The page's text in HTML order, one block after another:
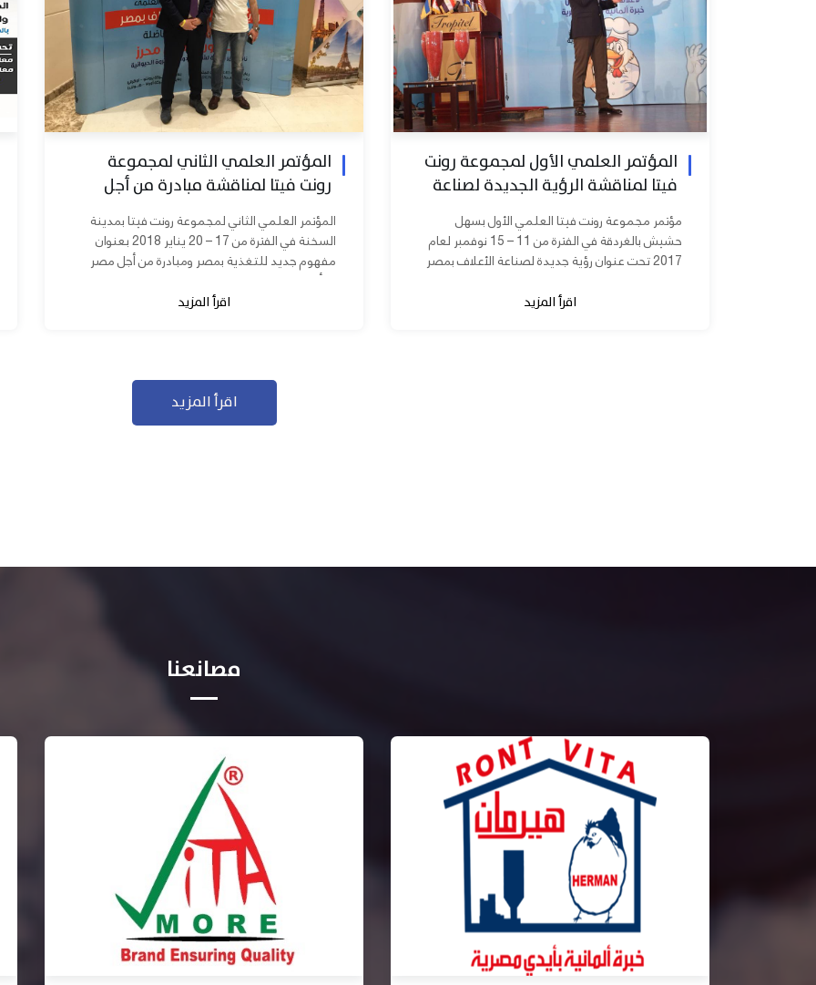
المؤتمر العلمي الأول لمجموعة رونت
فيتا لمناقشة الرؤية الجديدة لصناعة
الأعلاف بمصر
مؤتمر مجموعة رونت فيتا العلمي الأول بسهل
حشيش بالغردقة في الفترة من 11 – 15 نوفمبر لعام
2017 تحت عنوان رؤية جديدة لصناعة الأعلاف بمصر
اقرأ المزيد
المؤتمر العلمي الثاني لمجموعة
رونت فيتا لمناقشة مبادرة من أجل
مصر ابدأ مشروعك
المؤتمر العلمي الثاني لمجموعة رونت فيتا بمدينة
السخنة في الفترة من 17 – 20 يناير 2018 بعنوان
مفهوم جديد للتغذية بمصر ومبادرة من أجل مصر
ابدأ مشروعك بحضور عدد كبير من...
اقرأ المزيد
اقرأ المزيد
مصانعنا